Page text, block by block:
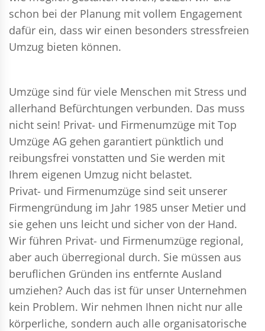
schon bei der Planung mit vollem Engagement
dafür ein, dass wir einen besonders stressfreien
Umzug bieten können.
Umzüge sind für viele Menschen mit Stress und
allerhand Befürchtungen verbunden. Das muss
nicht sein! Privat- und Firmenumzüge mit Top
Umzüge AG gehen garantiert pünktlich und
reibungsfrei vonstatten und Sie werden mit
Ihrem eigenen Umzug nicht belastet.
Privat- und Firmenumzüge sind seit unserer
Firmengründung im Jahr 1985 unser Metier und
sie gehen uns leicht und sicher von der Hand.
Wir führen Privat- und Firmenumzüge regional,
aber auch überregional durch. Sie müssen aus
beruflichen Gründen ins entfernte Ausland
umziehen? Auch das ist für unser Unternehmen
kein Problem. Wir nehmen Ihnen nicht nur alle
körperliche, sondern auch alle organisatorische